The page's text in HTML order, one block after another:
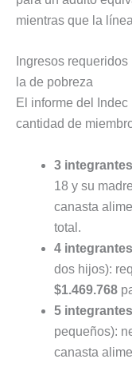
mientras que la
Ingresos
la de pobreza
El informe del
cantidad de
3 integrantes
18 y su
canasta
total.
4 integrantes
dos hijos):
$1.469.768
5 integrantes
pequeños):
canasta